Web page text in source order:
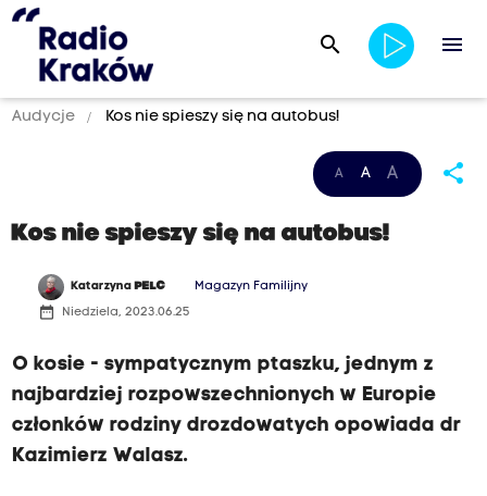
search menu
Audycje Kos nie spieszy się na autobus!
A A A share
Kos nie spieszy się na autobus!
Katarzyna PELC Magazyn Familijny
date_range Niedziela, 2023.06.25
O kosie - sympatycznym ptaszku, jednym z
najbardziej rozpowszechnionych w Europie
członków rodziny drozdowatych opowiada dr
Kazimierz Walasz.